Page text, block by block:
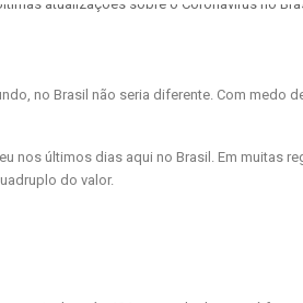
no Brasil não seria diferente. Com medo
nos últimos dias aqui no Brasil. Em muitas
do valor.